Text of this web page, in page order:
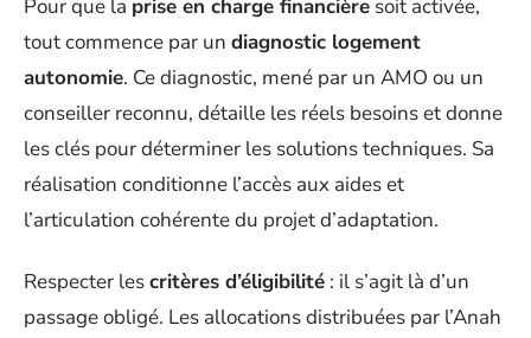
Pour que la prise en charge financière soit activée,
tout commence par un diagnostic logement
autonomie. Ce diagnostic, mené par un AMO ou un
conseiller reconnu, détaille les réels besoins et donne
les clés pour déterminer les solutions techniques. Sa
réalisation conditionne l’accès aux aides et
l’articulation cohérente du projet d’adaptation.
Respecter lescritères d’éligibilité : il s’agit là d’un
passage obligé. Les allocations distribuées par l’Anah